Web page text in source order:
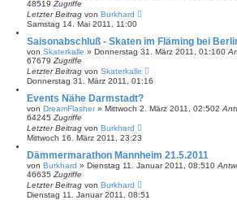
48519 Zugriffe
Letzter Beitrag von Burkhard
Samstag 14. Mai 2011, 11:00
Saisonabschluß - Skaten im Fläming bei
von Skaterkalle » Donnerstag 31. März 2011, 01:160
67679 Zugriffe
Letzter Beitrag von Skaterkalle
Donnerstag 31. März 2011, 01:16
Events Nähe Darmstadt?
von DreamFlasher» Mittwoch 2. März 2011, 02:502
64245 Zugriffe
Letzter Beitrag von Burkhard
Mittwoch 16. März 2011, 23:23
Dämmermarathon Mannheim 21.5.2011
von Burkhard » Dienstag 11. Januar 2011, 08:510
46635 Zugriffe
Letzter Beitrag von Burkhard
Dienstag 11. Januar 2011, 08:51